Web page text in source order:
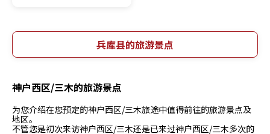
兵库县的旅游景点
神户西区/三木的旅游景点
为您介绍在您预定的神户西区/三木旅途中值得前往的旅游景点及
地区。
不管您是初次来访神户西区/三木还是已来过神户西区/三木多次的